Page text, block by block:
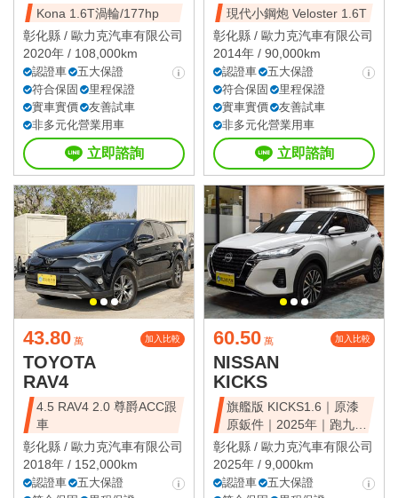
Kona 1.6T渦輪/177hp
彰化縣 / 歐力克汽車有限公司
2020年 / 108,000km
認證車
五大保證
符合保固
里程保證
實車實價
友善試車
非多元化營業用車
立即諮詢
現代小鋼炮 Veloster 1.6T
彰化縣 / 歐力克汽車有限公司
2014年 / 90,000km
認證車
五大保證
符合保固
里程保證
實車實價
友善試車
非多元化營業用車
立即諮詢
43.80 萬 加入比較
TOYOTA
RAV4
4.5 RAV4 2.0 尊爵ACC跟
車
彰化縣 / 歐力克汽車有限公司
2018年 / 152,000km
認證車
五大保證
60.50 萬 加入比較
NISSAN
KICKS
旗艦版 KICKS1.6｜原漆
原鈑件｜2025年｜跑九千
公里
彰化縣 / 歐力克汽車有限公司
2025年 / 9,000km
認證車
五大保證